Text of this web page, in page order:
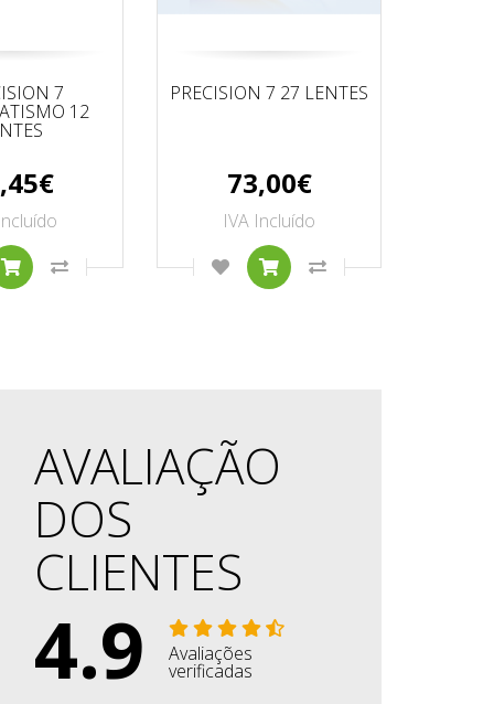
7
12
À LISTA DE DESEJOS
COMPRARCOMPARAR ESTE PRODUTO
PRECISION 7 27 LENTES
73,00€
IVA Incluído
ADICIONAR À LISTA DE DESEJOS
COMPRARCOMPARAR ESTE
AVALIAÇÃO
DOS
CLIENTES
4.9 Avaliações
verificadas
há muitos anos e estou muito satisfeita